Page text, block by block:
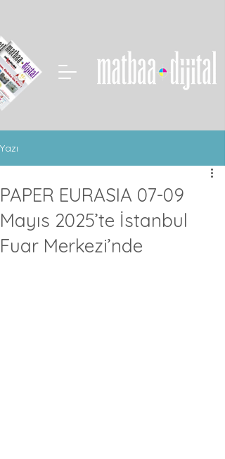
Yazı
PAPER EURASIA 07-09
Mayıs 2025’te İstanbul
Fuar Merkezi’nde